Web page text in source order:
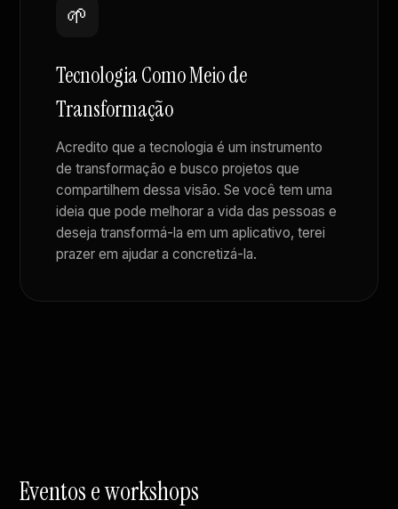
🌱
Tecnologia Como Meio de
Transformação
Acredito que a tecnologia é um instrumento
de transformação e busco projetos que
compartilhem dessa visão. Se você tem uma
ideia que pode melhorar a vida das pessoas e
deseja transformá-la em um aplicativo, terei
prazer em ajudar a concretizá-la.
Eventos e workshops